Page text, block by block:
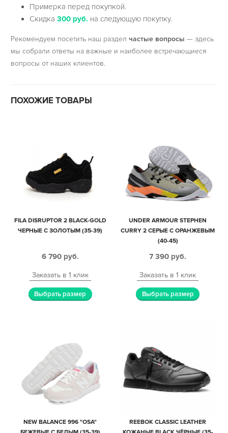
Примерка перед покупкой.
Скидка300 руб. на следующую покупку.
Рекомендуем посетить наш раздел частые вопросы — здесь
мы собрали ответы на важные и наиболее встречающиеся
вопросы от наших клиентов.
ПОХОЖИЕ ТОВАРЫ
FILA DISRUPTOR 2 BLACK-GOLD
ЧЕРНЫЕ С ЗОЛОТЫМ (35-39)
6 790 руб.
Заказать в 1 клик
Выбрать размер
UNDER ARMOUR STEPHEN
CURRY 2 СЕРЫЕ С ОРАНЖЕВЫМ
(40-45)
7 390 руб.
Заказать в 1 клик
Выбрать размер
NEW BALANCE 996 "OSA"
REEBOK CLASSIC LEATHER